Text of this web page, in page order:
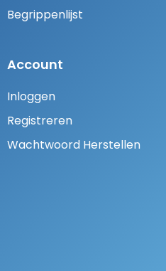
Begrippenlijst
Account
Inloggen
Registreren
Wachtwoord Herstellen